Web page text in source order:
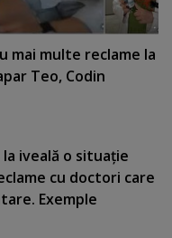
mai multe reclame la
Teo, Codin
la iveală o situaţie
cu doctori care
Exemple